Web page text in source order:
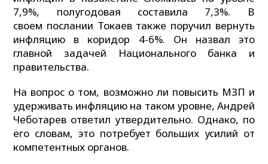
7,9%, полугодовая составила 7,3%. В
своем послании Токаев также поручил вернуть
инфляцию в коридор 4-6%. Он назвал это
главной задачей Национального банка и
правительства.
На вопрос о том, возможно ли повысить МЗП и
удерживать инфляцию на таком уровне, Андрей
Чеботарев ответил утвердительно. Однако, по
его словам, это потребует больших усилий от
компетентных органов.